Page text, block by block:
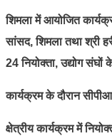
शिमला में आयोजित
सांसद, शिमला तथा श्री
24 नियोक्ता, उद्योग संघों
कार्यक्रम के दौरान
क्षेत्रीय कार्यक्रम में